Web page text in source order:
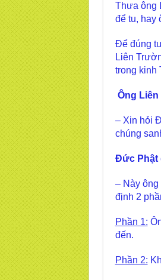
Thưa ông
để tu, hay
Để đúng
Liên
trong kinh
Ông
– Xin hỏi
chúng
Đức Phật
– Này
định 2
Phần 1:
đến.
Phần 2: